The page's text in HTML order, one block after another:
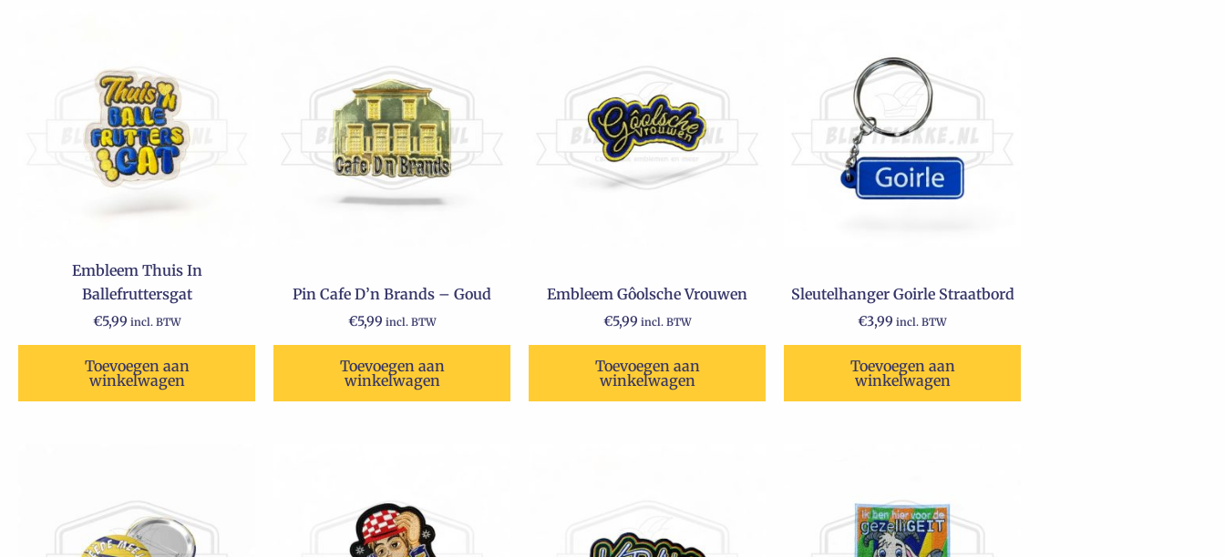
Embleem Thuis In
Ballefruttersgat
€5,99 incl. BTW
Toevoegen aan
winkelwagen
Pin Cafe D’n Brands – Goud
€5,99 incl. BTW
Toevoegen aan
winkelwagen
Embleem Gôolsche Vrouwen
€5,99 incl. BTW
Toevoegen aan
winkelwagen
Sleutelhanger Goirle Straatbord
€3,99 incl. BTW
Toevoegen aan
winkelwagen